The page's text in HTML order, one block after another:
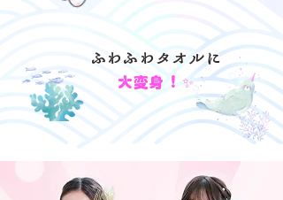
ふわふわタオルに
大変身！✨